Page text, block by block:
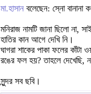
মা.হাসান বলেছেন: স্নো বানানা
মনিরাজ নামটি জানা ছিলো না,
হাতির কান আগে দেখি নি।
ঘাগরা শাকের পাকা ফলের কাঁটা
রঙের ফল হয়? তাহলে দেখেছি,
সুন্দর সব ছবি।